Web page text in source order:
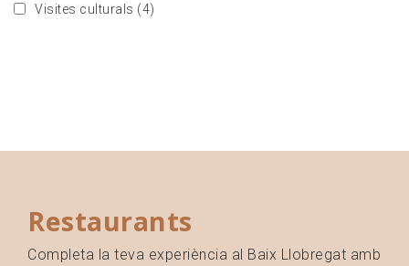
Visites culturals (4)
Restaurants
Completa la teva experiència al Baix Llobregat amb